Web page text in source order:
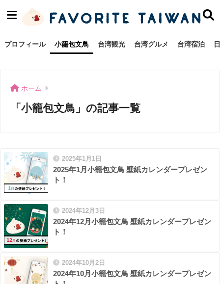
プロフィール 小籠包文鳥 台湾観光 台湾グルメ 台湾宿泊
ホーム
「小籠包文鳥」の記事一覧
2025年1月1日
2025年1月小籠包文鳥 壁紙カレンダープレゼン
ト！
2024年12月3日
2024年12月小籠包文鳥 壁紙カレンダープレゼン
ト！
2024年10月2日
2024年10月小籠包文鳥 壁紙カレンダープレゼン